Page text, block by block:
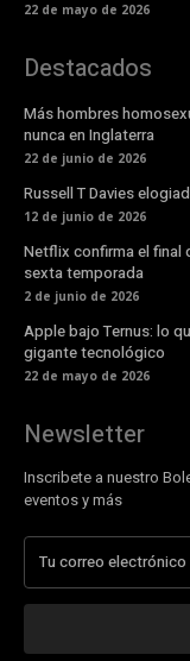
22 de mayo de 2026
Destacados
Más hombres
nunca en Inglaterra
22 de junio de 2026
Russell T Davies
12 de junio de 2026
Netflix confirma el final
sexta temporada
2 de junio de 2026
Apple bajo Ternus: lo
gigante tecnológico
22 de mayo de 2026
Newsletter
Inscribete a nuestro
eventos y más